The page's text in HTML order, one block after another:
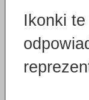
Ikonki